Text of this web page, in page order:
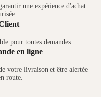
une expérience d'achat
pour toutes demandes.
en ligne
votre livraison et être alertée
route.